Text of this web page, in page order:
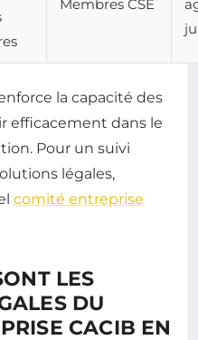
Membres CSE
la capacité des
efficacement dans le
Pour un suivi
légales,
comité entreprise
LES
DU
CACIB EN